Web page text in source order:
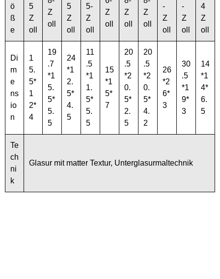
ö
ß
e
5
Z
oll
Z
oll
5
Z
oll
5-
Z
oll
Z
oll
Z
oll
Z
oll
-
Z
oll
-
Z
oll
4
Z
oll
Di
m
e
ns
io
n
1
5.
5*
1
2*
4
19
.7
*1
5.
5*
5.
5
24
*1
2.
5*
4.
5
11
.5
*1
1.
5*
5.
5
15
*1
5*
7
20
.5
*2
0.
5*
2.
5
20
.5
*2
0.
5*
4.
2
26
*2
6*
3
30
.5
*1
9*
3
14
*1
4*
6.
5
Te
ch
ni
k
Glasur mit matter Textur, Unterglasurmaltechnik